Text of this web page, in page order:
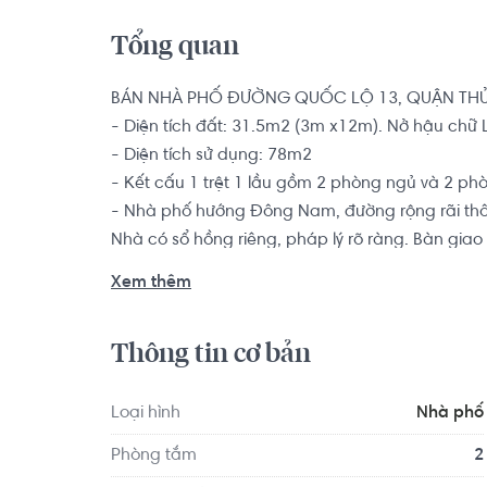
Tổng quan
BÁN NHÀ PHỐ ĐƯỜNG QUỐC LỘ 13, QUẬN
- Diện tích đất: 31.5m2 (3m x12m). Nở hậu chữ
- Diện tích sử dụng: 78m2
- Kết cấu 1 trệt 1 lầu gồm 2 phòng ngủ và 2
- Nhà phố hướng Đông Nam, đường rộng rãi
Nhà có sổ hồng riêng, pháp lý rõ ràng. Bàn
chuyển về các quận.. Xung quanh bán kính
Xem thêm
Thông tin cơ bản
Loại hình Nhà phố
Phòng tắm 2